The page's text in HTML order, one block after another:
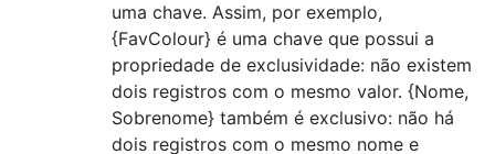
uma chave. Assim, por exemplo,
{FavColour} é uma chave que possui a
propriedade de exclusividade: não existem
dois registros com o mesmo valor. {Nome,
Sobrenome} também é exclusivo: não há
dois registros com o mesmo nome e